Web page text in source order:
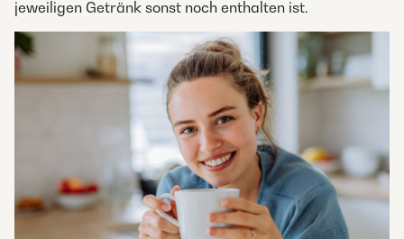
jeweiligen Getränk sonst noch enthalten ist.